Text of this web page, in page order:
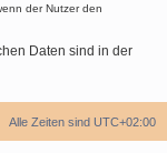
der Nutzer den
Daten sind in der
Alle Zeiten sind UTC+02:00